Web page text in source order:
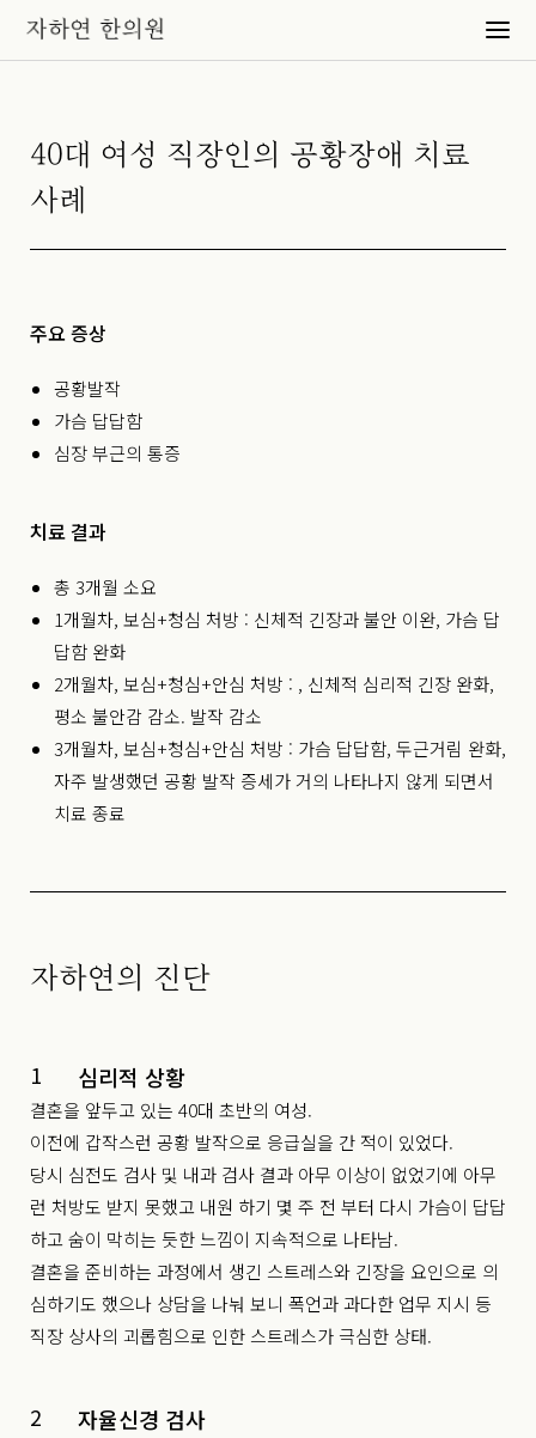
40대 여성 직장인의 공황장애 치료
사례
주요 증상
공황발작
가슴 답답함
심장 부근의 통증
치료 결과
총 3개월 소요
1개월차, 보심+청심 처방 : 신체적 긴장과 불안 이완, 가슴 답
답함 완화
2개월차, 보심+청심+안심 처방 : , 신체적 심리적 긴장 완화,
평소 불안감 감소. 발작 감소
3개월차, 보심+청심+안심 처방 : 가슴 답답함, 두근거림 완화,
자주 발생했던 공황 발작 증세가 거의 나타나지 않게 되면서
치료 종료
자하연의 진단
1 심리적 상황
결혼을 앞두고 있는 40대 초반의 여성.
이전에 갑작스런 공황 발작으로 응급실을 간 적이 있었다.
당시 심전도 검사 및 내과 검사 결과 아무 이상이 없었기에 아무
런 처방도 받지 못했고 내원 하기 몇 주 전 부터 다시 가슴이 답답
하고 숨이 막히는 듯한 느낌이 지속적으로 나타남.
결혼을 준비하는 과정에서 생긴 스트레스와 긴장을 요인으로 의
심하기도 했으나 상담을 나눠 보니 폭언과 과다한 업무 지시 등
직장 상사의 괴롭힘으로 인한 스트레스가 극심한 상태.
2 자율신경 검사